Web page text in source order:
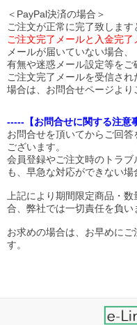
＜PayPal決済の場合＞
ご注文が正常に完了致します
ご注文完了メールと入金完了
メールが届いていない場合
有無や迷惑メール設定等をご
ご注文完了メールを受信さ
場合は、お問合せページより
-----【お問合せに関する注意
お問合せを頂いてからご回
ございます。
会員登録やご注文時のトラ
も、早急な対応ができない場
上記により期間限定商品・
合、弊社では一切責任を負い
お求めの場合は、お早めに
す。